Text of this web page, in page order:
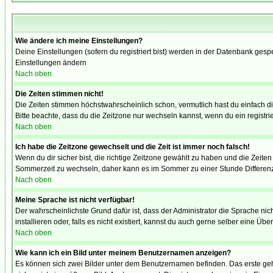
Wie ändere ich meine Einstellungen?
Deine Einstellungen (sofern du registriert bist) werden in der Datenbank
Einstellungen ändern
Nach oben
Die Zeiten stimmen nicht!
Die Zeiten stimmen höchstwahrscheinlich schon, vermutlich hast du einfach
Bitte beachte, dass du die Zeitzone nur wechseln kannst, wenn du ein
Nach oben
Ich habe die Zeitzone gewechselt und die Zeit ist immer noch falsch!
Wenn du dir sicher bist, die richtige Zeitzone gewählt zu haben und die
Sommerzeit zu wechseln, daher kann es im Sommer zu einer Stunde
Nach oben
Meine Sprache ist nicht verfügbar!
Der wahrscheinlichste Grund dafür ist, dass der Administrator die Sprache
installieren oder, falls es nicht existiert, kannst du auch gerne selber eine
Nach oben
Wie kann ich ein Bild unter meinem Benutzernamen anzeigen?
Es können sich zwei Bilder unter dem Benutzernamen befinden. Das erste